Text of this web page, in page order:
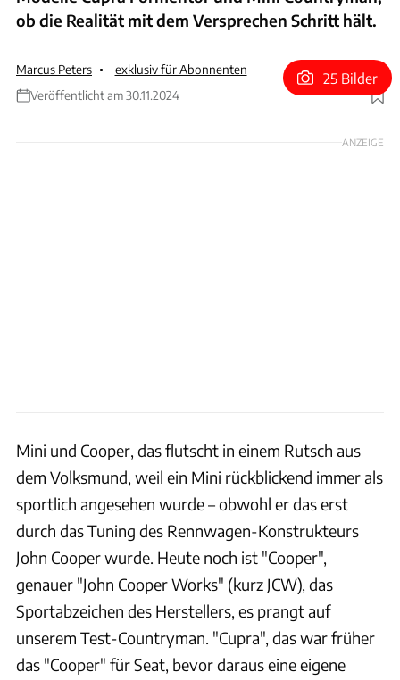
ob die Realität mit dem Versprechen Schritt hält.
Marcus Peters
exklusiv für Abonnenten
Veröffentlicht am 30.11.2024
Foto: Hans-Dieter Seufert
25 Bilder
ANZEIGE
Mini und Cooper, das flutscht in einem Rutsch aus
dem Volksmund, weil ein Mini rückblickend immer als
sportlich angesehen wurde – obwohl er das erst
durch das Tuning des Rennwagen-Konstrukteurs
John Cooper wurde. Heute noch ist "Cooper",
genauer "John Cooper Works" (kurz JCW), das
Sportabzeichen des Herstellers, es prangt auf
unserem Test-Countryman. "Cupra", das war früher
das "Cooper" für Seat, bevor daraus eine eigene